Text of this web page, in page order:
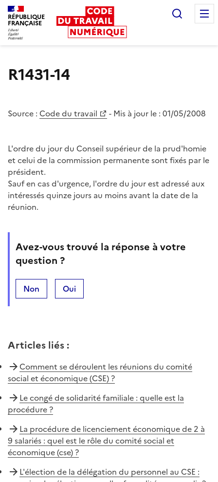
RÉPUBLIQUE
FRANÇAISE
R1431-14
Source : Code du travail - Mis à jour le : 01/05/2008
L'ordre du jour du Conseil supérieur de la prud'homie
et celui de la commission permanente sont fixés par le
président.
Sauf en cas d'urgence, l'ordre du jour est adressé aux
intéressés quinze jours au moins avant la date de la
réunion.
Avez-vous trouvé la réponse à votre
question ?
Non Oui
Articles liés :
Comment se déroulent les réunions du comité
social et économique (CSE) ?
Le congé de solidarité familiale : quelle est la
procédure ?
La procédure de licenciement économique de 2 à
9 salariés : quel est le rôle du comité social et
économique (cse) ?
L'élection de la délégation du personnel au CSE :